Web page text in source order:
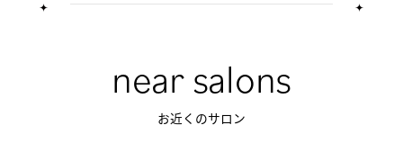
near salons
お近くのサロン